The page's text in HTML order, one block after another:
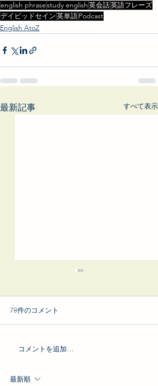
english phrasestudy english英会話英語フレーズ
デイビッドセイン英単語Podcast
English AtoZ
最新記事 すべて表示
Today's broadcast:「ANA系
78件のコメント
コメントを追加…
最新順